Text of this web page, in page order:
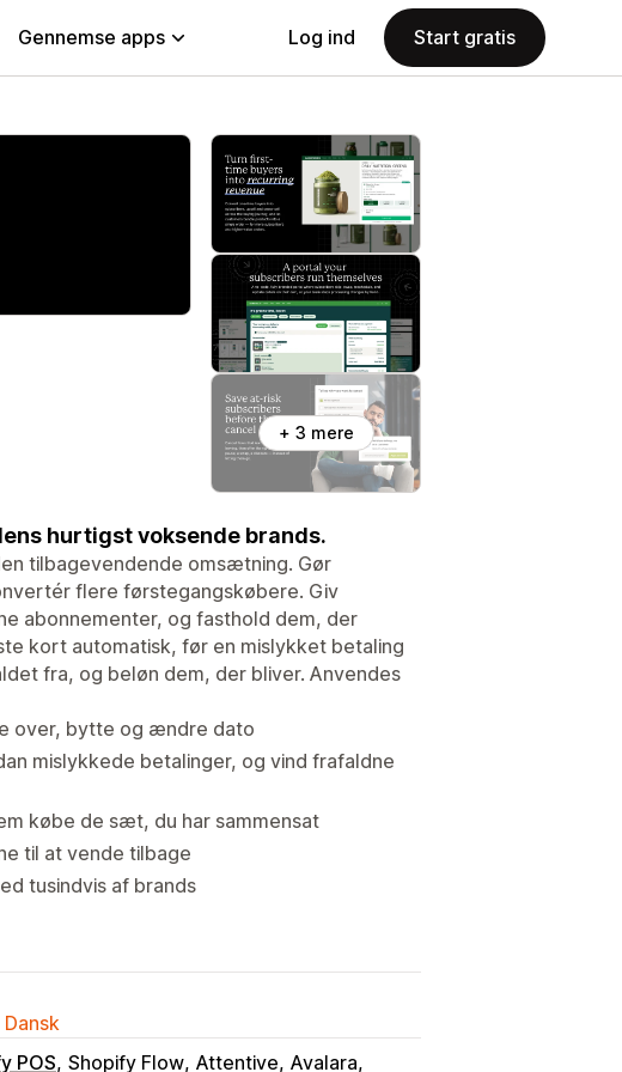
Gennemse apps Log ind Start gratis
+ 3 mere
hurtigst voksende brands.
tilbagevendende omsætning. Gør
flere førstegangskøbere. Giv
abonnementer, og fasthold dem, der
kort automatisk, før en mislykket betaling
fra, og beløn dem, der bliver. Anvendes
over, bytte og ændre dato
mislykkede betalinger, og vind frafaldne
købe de sæt, du har sammensat
til at vende tilbage
tusindvis af brands
POS Shopify Flow Attentive Avalara